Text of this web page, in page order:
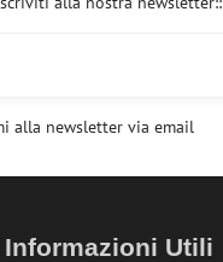
alla newsletter via email
Informazioni Utili